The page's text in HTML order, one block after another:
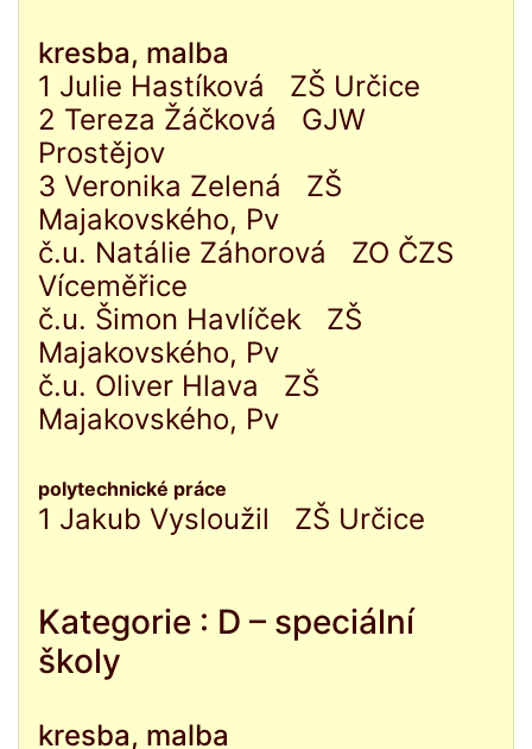
kresba, malba
1 Julie Hastíková ZŠ Určice
2 Tereza Žáčková GJW
Prostějov
3 Veronika Zelená ZŠ
Majakovského, Pv
č.u. Natálie Záhorová ZO ČZS
Víceměřice
č.u. Šimon Havlíček ZŠ
Majakovského, Pv
č.u. Oliver Hlava ZŠ
Majakovského, Pv
polytechnické práce
1 Jakub Vysloužil ZŠ Určice
Kategorie : D – speciální
školy
kresba, malba